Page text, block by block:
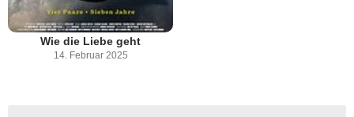
Wie die Liebe geht
14. Februar 2025